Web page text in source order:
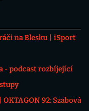
na Blesku
iSport
- podcast rozbíjející
OKTAGON 92: Szabová